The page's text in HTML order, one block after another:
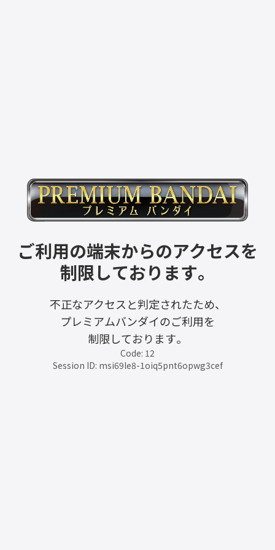
ご利用の端末からのアクセスを
制限しております。
不正なアクセスと判定されたため、
プレミアムバンダイのご利用を
制限しております。
Code: 12
Session ID: msi69le8-1oiq5pnt6opwg3cef